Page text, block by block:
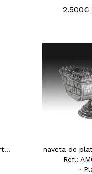
2.500€
Bandeja de plata repujada s xix portuguesa
naveta de
Ref.:
·